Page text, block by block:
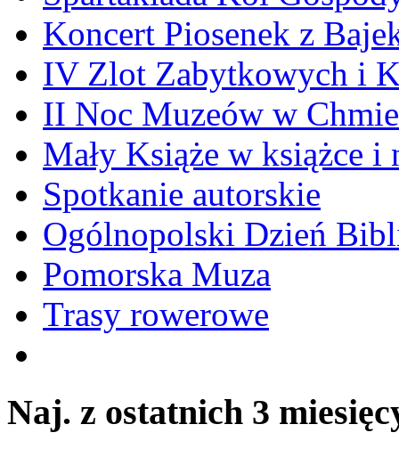
Koncert Piosenek z
IV Zlot Zabytkowych i
II Noc Muzeów w
Mały Książe w książce i
Spotkanie autorskie
Ogólnopolski Dzień
Pomorska Muza
Trasy rowerowe
Naj. z ostatnich 3